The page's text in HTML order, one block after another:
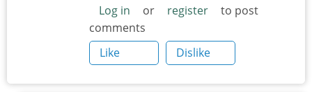
Log in or register
to post
comments
Like
Dislike